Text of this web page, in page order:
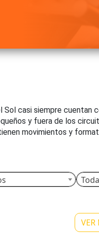
casi siempre cuentan
y fuera de los
movimientos y
VER